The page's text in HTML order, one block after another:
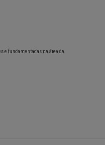
e fundamentadas na área da